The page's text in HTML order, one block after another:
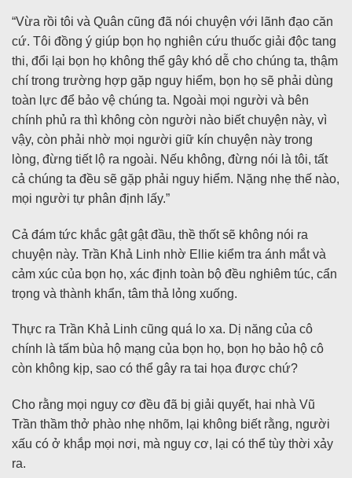
“Vừa rồi tôi và Quân cũng đã nói chuyện với lãnh đạo căn
cứ. Tôi đồng ý giúp bọn họ nghiên cứu thuốc giải độc tang
thi, đổi lại bọn họ không thể gây khó dễ cho chúng ta, thậm
chí trong trường hợp gặp nguy hiểm, bọn họ sẽ phải dùng
toàn lực để bảo vệ chúng ta. Ngoài mọi người và bên
chính phủ ra thì không còn người nào biết chuyện này, vì
vậy, còn phải nhờ mọi người giữ kín chuyện này trong
lòng, đừng tiết lộ ra ngoài. Nếu không, đừng nói là tôi, tất
cả chúng ta đều sẽ gặp phải nguy hiểm. Nặng nhẹ thế nào,
mọi người tự phân định lấy.”
Cả đám tức khắc gật gật đầu, thề thốt sẽ không nói ra
chuyện này. Trần Khả Linh nhờ Ellie kiểm tra ánh mắt và
cảm xúc của bọn họ, xác định toàn bộ đều nghiêm túc, cẩn
trọng và thành khẩn, tâm thả lỏng xuống.
Thực ra Trần Khả Linh cũng quá lo xa. Dị năng của cô
chính là tấm bùa hộ mạng của bọn họ, bọn họ bảo hộ cô
còn không kịp, sao có thể gây ra tai họa được chứ?
Cho rằng mọi nguy cơ đều đã bị giải quyết, hai nhà Vũ
Trần thầm thở phào nhẹ nhõm, lại không biết rằng, người
xấu có ở khắp mọi nơi, mà nguy cơ, lại có thể tùy thời xảy
ra.